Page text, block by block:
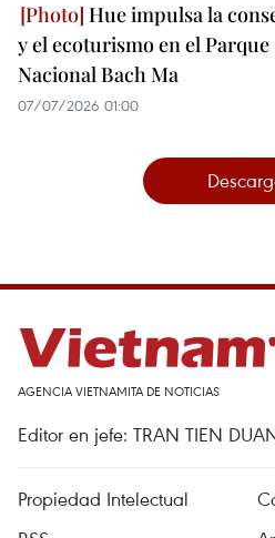
Hue impulsa la
y el ecoturismo en el Parque
Nacional Bach Ma
07/07/2026 01:00
AGENCIA VIETNAMITA DE NOTICIAS
Editor en jefe: TRAN TIEN
Propiedad Intelectual